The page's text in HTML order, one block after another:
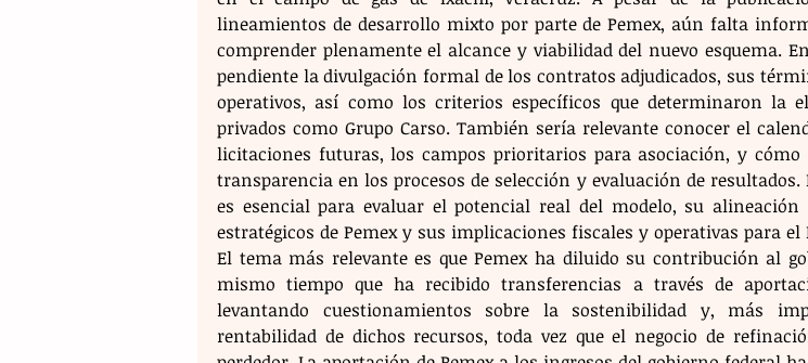
lineamientos de desarrollo mixto por parte de Pemex, aún falta
comprender plenamente el alcance y viabilidad del nuevo esquema.
pendiente la divulgación formal de los contratos adjudicados, sus
operativos, así como los criterios específicos que determinaron la
privados como Grupo Carso. También sería relevante conocer el
licitaciones futuras, los campos prioritarios para asociación, y cómo
transparencia en los procesos de selección y evaluación de
es esencial para evaluar el potencial real del modelo, su alineación
estratégicos de Pemex y sus implicaciones fiscales y operativas para el
El tema más relevante es que Pemex ha diluido su contribución al
mismo tiempo que ha recibido transferencias a través de
levantando cuestionamientos sobre la sostenibilidad y, más
rentabilidad de dichos recursos, toda vez que el negocio de